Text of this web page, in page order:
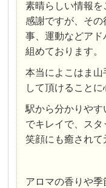
素晴らしい情報を
感謝ですが、そ
事、運動などアド
組めております。
本当によこはま
して頂けることに
駅から分かりや
でキレイで、ス
笑顔にも癒されて
アロマの香りや